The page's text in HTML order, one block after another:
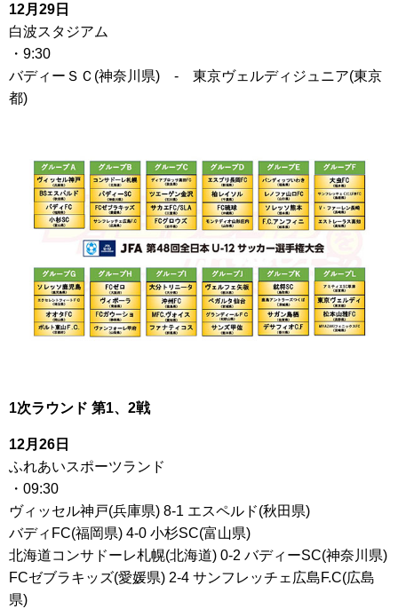
12月29日
白波スタジアム
・9:30
バディーＳＣ(神奈川県) - 東京ヴェルディジュニア(東京
都)
1次ラウンド 第1、2戦
12月26日
ふれあいスポーツランド
・09:30
ヴィッセル神戸(兵庫県) 8-1 エスペルド(秋田県)
バディFC(福岡県) 4-0 小杉SC(富山県)
北海道コンサドーレ札幌(北海道) 0-2 バディーSC(神奈川県)
FCゼブラキッズ(愛媛県) 2-4 サンフレッチェ広島F.C(広島
県)